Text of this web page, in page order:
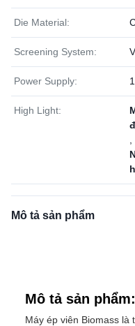
Die Material:
Screening System:
Power Supply:
High Light:
Mô tả sản phẩm
Mô tả sản phẩm:
Máy ép viên Biomass là